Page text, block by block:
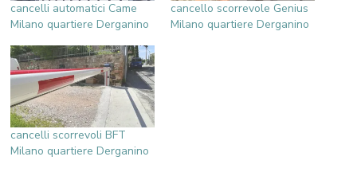
cancelli automatici Came
Milano quartiere Derganino
cancello scorrevole Genius
Milano quartiere Derganino
cancelli scorrevoli BFT
Milano quartiere Derganino